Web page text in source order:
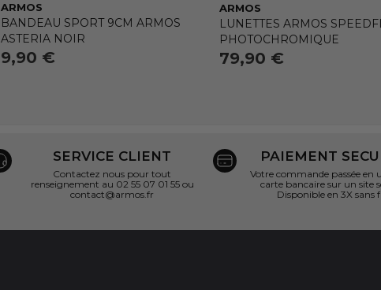
ARMOS
BANDEAU SPORT 9CM ARMOS
ASTERIA NOIR
9,90 €
ARMOS
LUNETTES ARMOS
PHOTOCHROMIQUE
79,90 €
SERVICE CLIENT
Contactez nous pour tout
renseignement au 02 55 07 01 55 ou
contact@armos.fr
PAIEMENT
Votre commande passée en
carte bancaire sur un site
Disponible en 3X sans